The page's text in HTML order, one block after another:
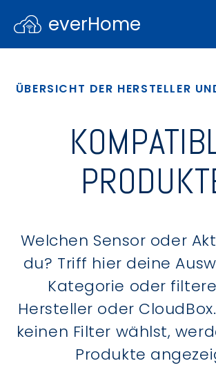
everHome
ÜBERSICHT DER HERSTELLER
Welchen Sensor oder
du? Triff hier deine
Kategorie oder
Hersteller oder
keinen Filter wählst,
Produkte